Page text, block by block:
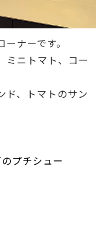
ナーです。
ミニトマト、コー
ド、トマトのサン
プチシュー